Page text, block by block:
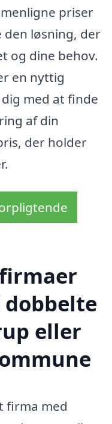
priser
løsning, der
og dine behov.
en nyttig
med at finde
af din
der holder
dobbelte
eller
firma med